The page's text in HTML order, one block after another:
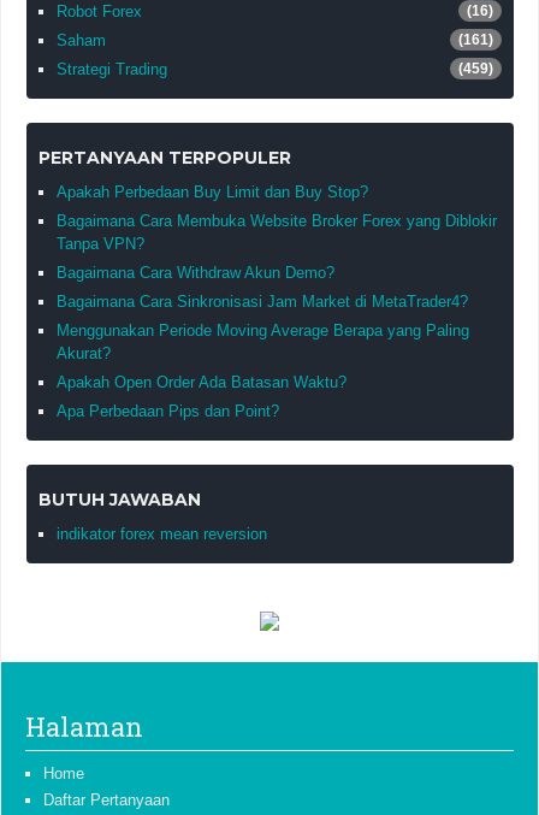
Robot Forex (16)
Saham (161)
Strategi Trading (459)
PERTANYAAN TERPOPULER
Apakah Perbedaan Buy Limit dan Buy Stop?
Bagaimana Cara Membuka Website Broker Forex yang Diblokir
Tanpa VPN?
Bagaimana Cara Withdraw Akun Demo?
Bagaimana Cara Sinkronisasi Jam Market di MetaTrader4?
Menggunakan Periode Moving Average Berapa yang Paling
Akurat?
Apakah Open Order Ada Batasan Waktu?
Apa Perbedaan Pips dan Point?
BUTUH JAWABAN
indikator forex mean reversion
Halaman
Home
Daftar Pertanyaan